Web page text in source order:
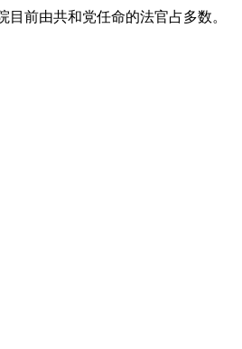
前由共和党任命的法官占多数。